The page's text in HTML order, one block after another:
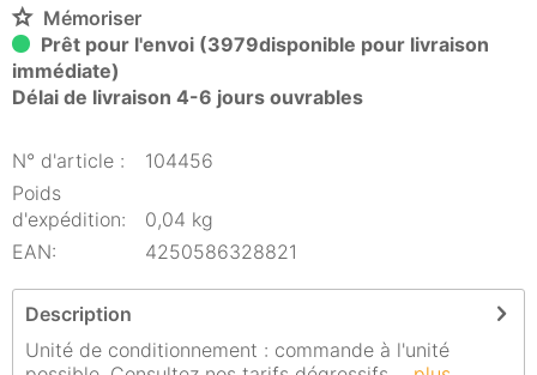
Mémoriser
Prêt pour l'envoi (3979disponible pour livraison
immédiate)
Délai de livraison 4-6 jours ouvrables
N° d'article :
104456
Poids
d'expédition:
0,04 kg
EAN:
4250586328821
Description
Unité de conditionnement : commande à l'unité